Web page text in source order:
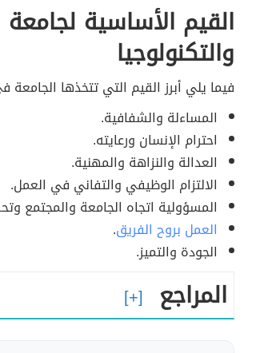
القيم الأساسية لجامعة
والتكنولوجيا
فيما يلي أبرز القيم التي تتخذها
المساءلة والشفافية.
احترام الإنسان ورعايته.
العدالة والنزاهة والمهنية.
الالتزام الوظيفي والتفاني في العمل.
المسؤولية اتجاه الجامعة والمجتمع
العمل بروح الفريق.
الجودة والتميز.​
المراجع